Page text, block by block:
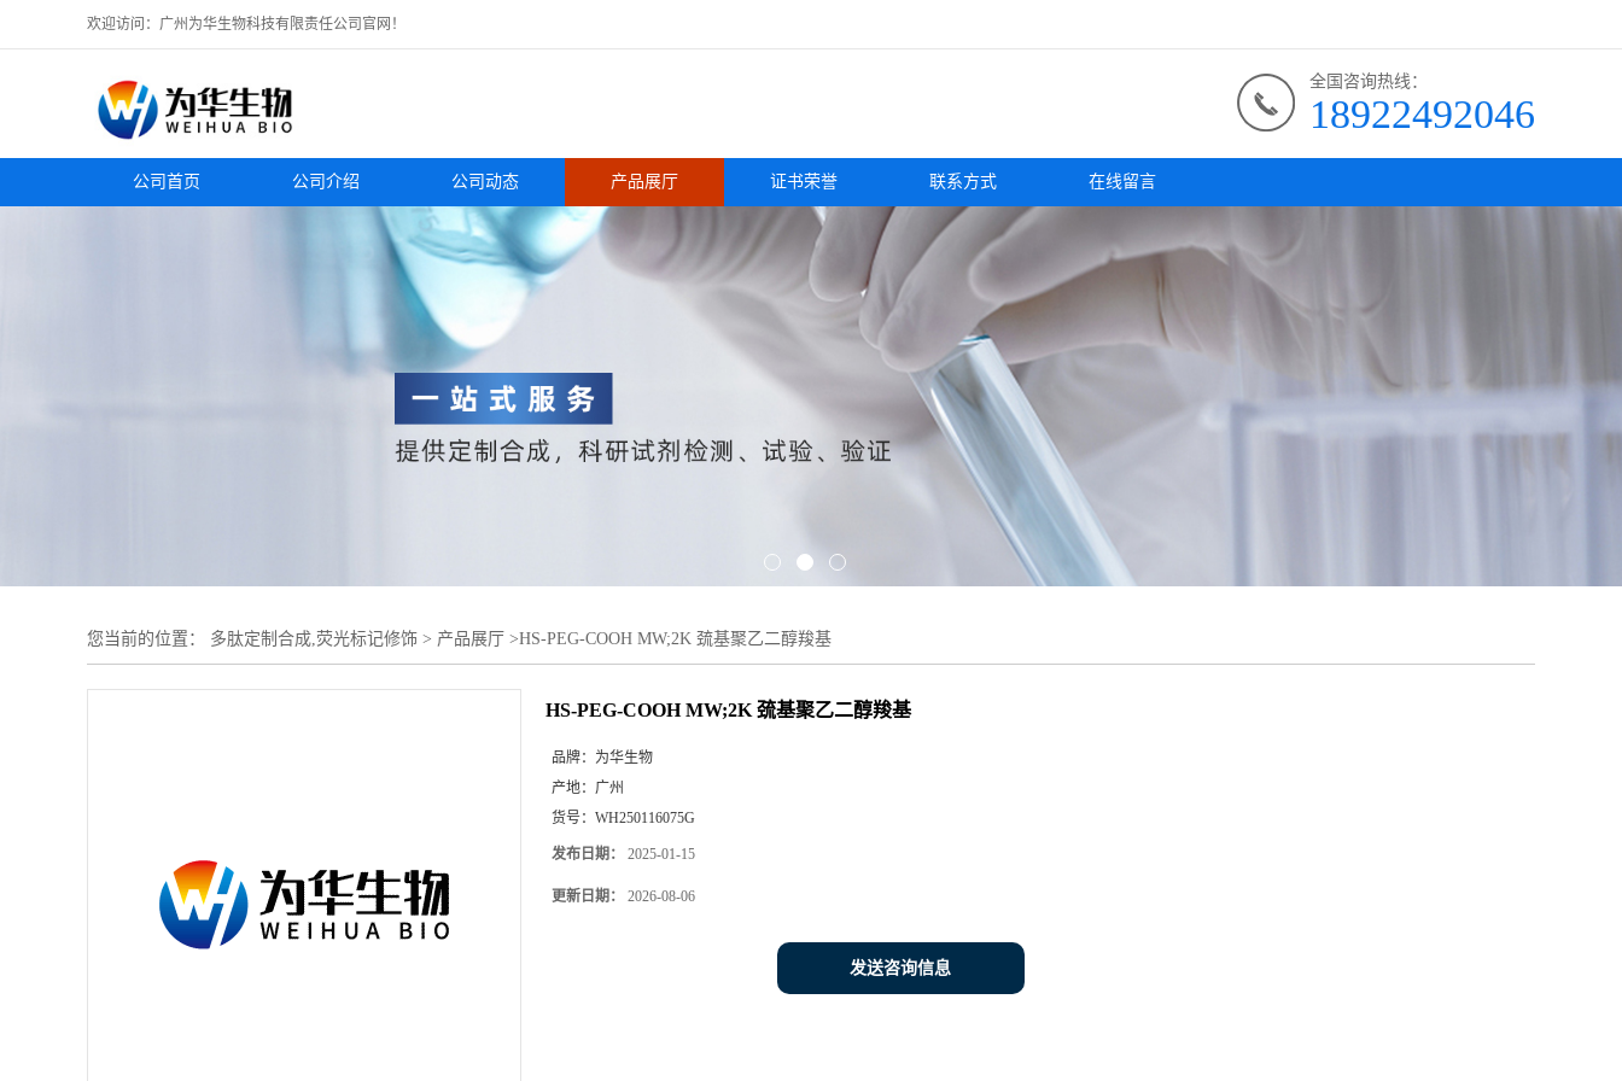
欢迎访问：广州为华生物科技有限责任公司官网！
全国咨询热线：
18922492046
公司首页 公司介绍 公司动态 产品展厅 证书荣誉 联系方式 在线留言
您当前的位置： 多肽定制合成,荧光标记修饰 > 产品展厅 >HS-PEG-COOH MW;2K 巯基聚乙二醇羧基
HS-PEG-COOH MW;2K 巯基聚乙二醇羧基
品牌： 为华生物
产地： 广州
货号： WH250116075G
发布日期： 2025-01-15
更新日期： 2026-08-06
发送咨询信息